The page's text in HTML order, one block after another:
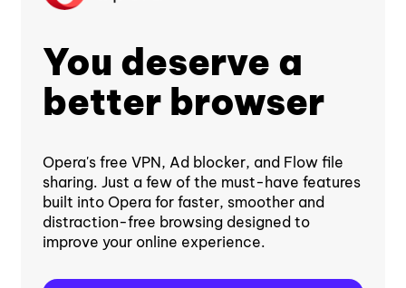
You deserve a
better browser
Opera's free VPN, Ad blocker, and Flow file
sharing. Just a few of the must-have features
built into Opera for faster, smoother and
distraction-free browsing designed to
improve your online experience.